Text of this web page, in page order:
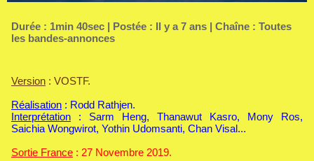
Durée : 1min 40sec | Postée : Il y a 7 ans | Chaîne : Toutes
les bandes-annonces
Version : VOSTF.
Réalisation : Rodd Rathjen.
Interprétation : Sarm Heng, Thanawut Kasro, Mony Ros,
Saichia Wongwirot, Yothin Udomsanti, Chan Visal...
Sortie France : 27 Novembre 2019.